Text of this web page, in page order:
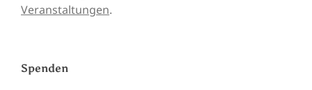
Veranstaltungen.
Spenden